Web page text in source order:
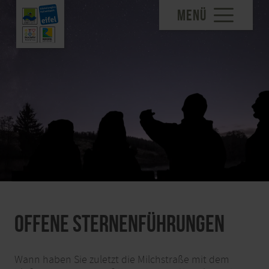
MENÜ
Offene SternenFührungen
Wann haben Sie zuletzt die Milchstraße mit dem